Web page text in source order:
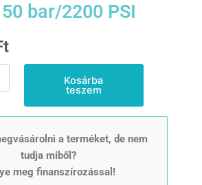
bar/2200 PSI
Kosárba
teszem
a terméket, de nem
tudja miből?
meg finanszírozással!